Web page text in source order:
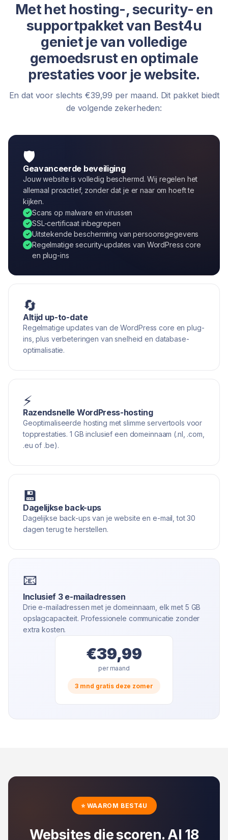
Met het hosting-, security- en
supportpakket van Best4u
geniet je van volledige
gemoedsrust en optimale
prestaties voor je website.
En dat voor slechts €39,99 per maand. Dit pakket biedt
de volgende zekerheden:
🛡️
Geavanceerde beveiliging
Jouw website is volledig beschermd. Wij regelen het
allemaal proactief, zonder dat je er naar om hoeft te
kijken.
Scans op malware en virussen
SSL-certificaat inbegrepen
Uitstekende bescherming van persoonsgegevens
Regelmatige security-updates van WordPress core
en plug-ins
🔄
Altijd up-to-date
Regelmatige updates van de WordPress core en plug-
ins, plus verbeteringen van snelheid en database-
optimalisatie.
⚡
Razendsnelle WordPress-hosting
Geoptimaliseerde hosting met slimme servertools voor
topprestaties. 1 GB inclusief een domeinnaam (.nl, .com,
.eu of .be).
💾
Dagelijkse back-ups
Dagelijkse back-ups van je website en e-mail, tot 30
dagen terug te herstellen.
📧
Inclusief 3 e-mailadressen
Drie e-mailadressen met je domeinnaam, elk met 5 GB
opslagcapaciteit. Professionele communicatie zonder
extra kosten.
€39,99
per maand
3 mnd gratis deze zomer
⭐ WAAROM BEST4U
Websites die scoren. Al 18